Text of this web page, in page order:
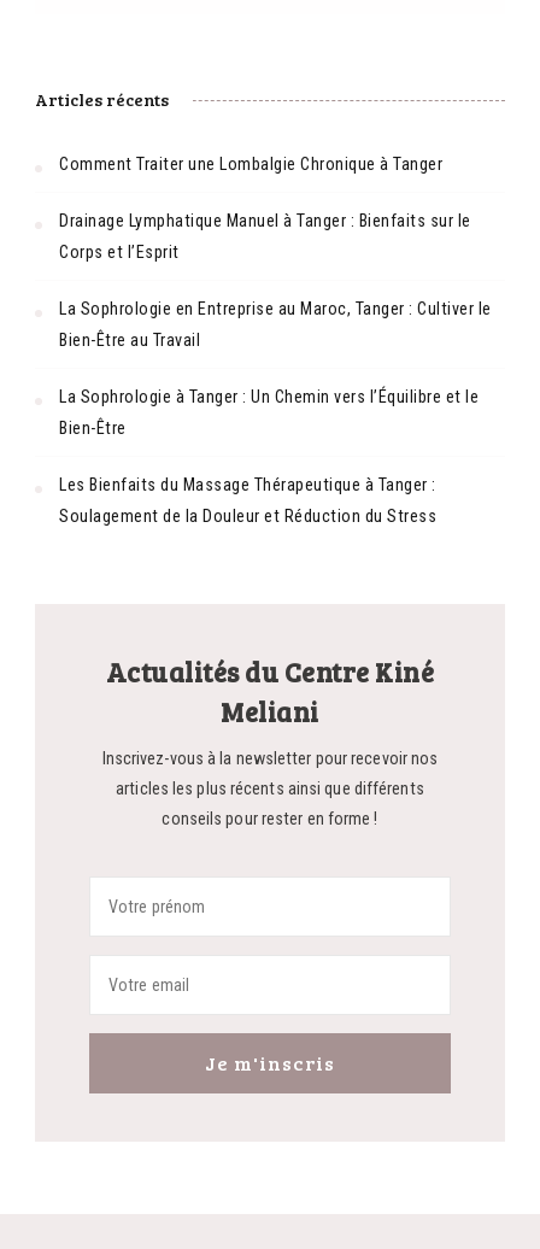
Articles récents
Comment Traiter une Lombalgie Chronique à Tanger
Drainage Lymphatique Manuel à Tanger : Bienfaits sur le
Corps et l’Esprit
La Sophrologie en Entreprise au Maroc, Tanger : Cultiver le
Bien-Être au Travail
La Sophrologie à Tanger : Un Chemin vers l’Équilibre et le
Bien-Être
Les Bienfaits du Massage Thérapeutique à Tanger :
Soulagement de la Douleur et Réduction du Stress
Actualités du Centre Kiné
Meliani
Inscrivez-vous à la newsletter pour recevoir nos
articles les plus récents ainsi que différents
conseils pour rester en forme !